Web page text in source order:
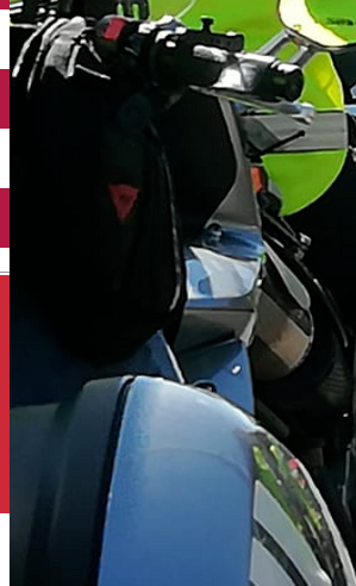
Închirieri auto
Închirieri de biciclete